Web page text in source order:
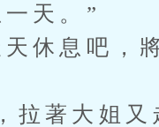
天。”
休息吧，將
著大姐又